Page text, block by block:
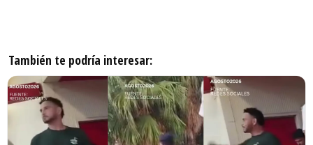
También te podría interesar: